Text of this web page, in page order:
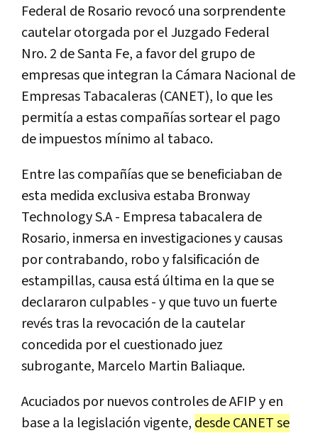
Federal de Rosario revocó una sorprendente
cautelar otorgada por el Juzgado Federal
Nro. 2 de Santa Fe, a favor del grupo de
empresas que integran la Cámara Nacional de
Empresas Tabacaleras (CANET), lo que les
permitía a estas compañías sortear el pago
de impuestos mínimo al tabaco.
Entre las compañías que se beneficiaban de
esta medida exclusiva estaba Bronway
Technology S.A - Empresa tabacalera de
Rosario, inmersa en investigaciones y causas
por contrabando, robo y falsificación de
estampillas, causa está última en la que se
declararon culpables - y que tuvo un fuerte
revés tras la revocación de la cautelar
concedida por el cuestionado juez
subrogante, Marcelo Martin Baliaque.
Acuciados por nuevos controles de AFIP y en
base a la legislación vigente, desde CANET se